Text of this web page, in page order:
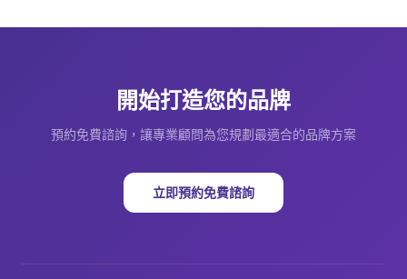
開始打造您的品牌
預約免費諮詢，讓專業顧問為您規劃最適合的品牌方案
立即預約免費諮詢